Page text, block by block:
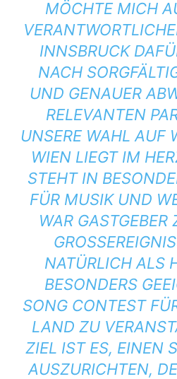
MÖCHTE MICH
INNSBRUCK
NACH
UND GENAUER
RELEVANTEN
UNSERE WAHL AUF
WIEN LIEGT IM
STEHT IN
ÜR MUSIK UND
AR GASTGEBER
TÜRLICH ALS
SONDERS
NG CONTEST FÜR
ND ZU
EL IST ES, EINEN
SZURICHTEN, DER